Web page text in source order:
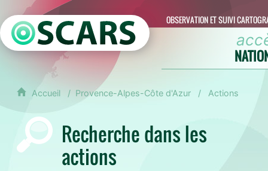
OBSERVATION ET SUIVI
Accueil Provence-Alpes-Côte d'Azur Actions
Recherche dans les
actions